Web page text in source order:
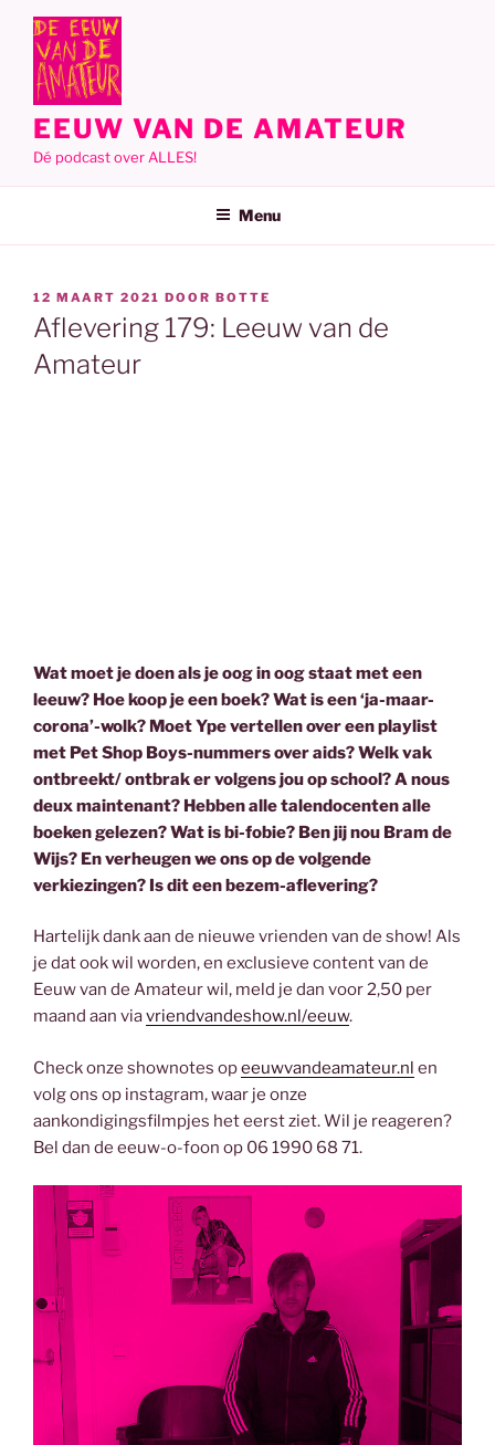
inhoud
EEUW VAN DE AMATEUR
Dé podcast over ALLES!
Menu
GEPLAATST
OP
12 MAART 2021 DOOR BOTTE
Aflevering 179: Leeuw van de
Amateur
Wat moet je doen als je oog in oog staat met een
leeuw? Hoe koop je een boek? Wat is een ‘ja-maar-
corona’-wolk? Moet Ype vertellen over een playlist
met Pet Shop Boys-nummers over aids? Welk vak
ontbreekt/ ontbrak er volgens jou op school? A nous
deux maintenant? Hebben alle talendocenten alle
boeken gelezen? Wat is bi-fobie? Ben jij nou Bram de
Wijs? En verheugen we ons op de volgende
verkiezingen? Is dit een bezem-aflevering?
Hartelijk dank aan de nieuwe vrienden van de show! Als
je dat ook wil worden, en exclusieve content van de
Eeuw van de Amateur wil, meld je dan voor 2,50 per
maand aan viavriendvandeshow.nl/eeuw.
Check onze shownotes opeeuwvandeamateur.nl en
volg ons op instagram, waar je onze
aankondigingsfilmpjes het eerst ziet. Wil je reageren?
Bel dan de eeuw-o-foon op 06 1990 68 71.